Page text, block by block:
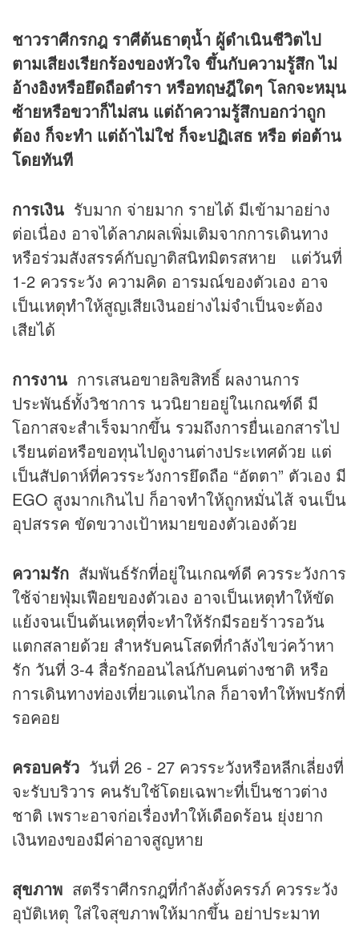
ชาวราศีกรกฎ ราศีต้นธาตุน้ำ ผู้ดำเนินชีวิตไป
ตามเสียงเรียกร้องของหัวใจ ขึ้นกับความรู้สึก ไม่
อ้างอิงหรือยึดถือตำรา หรือทฤษฎีใดๆ โลกจะหมุน
ซ้ายหรือขวาก็ไม่สน แต่ถ้าความรู้สึกบอกว่าถูก
ต้อง ก็จะทำ แต่ถ้าไม่ใช่ ก็จะปฏิเสธ หรือ ต่อต้าน
โดยทันที
การเงิน รับมาก จ่ายมาก รายได้ มีเข้ามาอย่าง
ต่อเนื่อง อาจได้ลาภผลเพิ่มเติมจากการเดินทาง
หรือร่วมสังสรรค์กับญาติสนิทมิตรสหาย แต่วันที่
1-2 ควรระวัง ความคิด อารมณ์ของตัวเอง อาจ
เป็นเหตุทำให้สูญเสียเงินอย่างไม่จำเป็นจะต้อง
เสียได้
การงาน การเสนอขายลิขสิทธิ์ ผลงานการ
ประพันธ์ทั้งวิชาการ นวนิยายอยู่ในเกณฑ์ดี มี
โอกาสจะสำเร็จมากขึ้น รวมถึงการยื่นเอกสารไป
เรียนต่อหรือขอทุนไปดูงานต่างประเทศด้วย แต่
เป็นสัปดาห์ที่ควรระวังการยึดถือ “อัตตา” ตัวเอง มี
EGO สูงมากเกินไป ก็อาจทำให้ถูกหมั่นไส้ จนเป็น
อุปสรรค ขัดขวางเป้าหมายของตัวเองด้วย
ความรัก สัมพันธ์รักที่อยู่ในเกณฑ์ดี ควรระวังการ
ใช้จ่ายฟุ่มเฟือยของตัวเอง อาจเป็นเหตุทำให้ขัด
แย้งจนเป็นต้นเหตุที่จะทำให้รักมีรอยร้าวรอวัน
แตกสลายด้วย สำหรับคนโสดที่กำลังไขว่คว้าหา
รัก วันที่ 3-4 สื่อรักออนไลน์กับคนต่างชาติ หรือ
การเดินทางท่องเที่ยวแดนไกล ก็อาจทำให้พบรักที่
รอคอย
ครอบครัว วันที่ 26 - 27 ควรระวังหรือหลีกเลี่ยงที่
จะรับบริวาร คนรับใช้โดยเฉพาะที่เป็นชาวต่าง
ชาติ เพราะอาจก่อเรื่องทำให้เดือดร้อน ยุ่งยาก
เงินทองของมีค่าอาจสูญหาย
สุขภาพ สตรีราศีกรกฎที่กำลังตั้งครรภ์ ควรระวัง
อุบัติเหตุ ใส่ใจสุขภาพให้มากขึ้น อย่าประมาท